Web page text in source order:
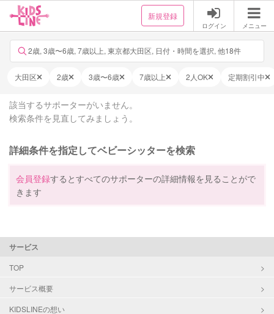
新規登録
ログイン メニュー
2歳, 3歳〜6歳, 7歳以上, 東京都大田区, 日付・時間を選択, 他18件
大田区 2歳 3歳〜6歳 7歳以上 2人OK 定期割引中
該当するサポーターがいません。
検索条件を見直してみましょう。
詳細条件を指定してベビーシッターを検索
会員登録するとすべてのサポーターの詳細情報を見ることがで
きます
サービス
TOP
サービス概要
KIDSLINEの想い